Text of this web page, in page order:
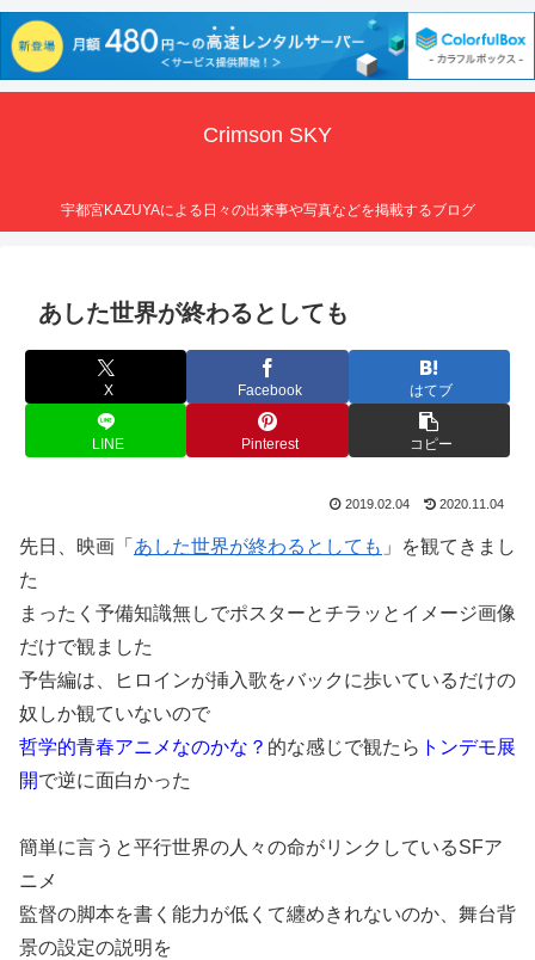
Crimson SKY
宇都宮KAZUYAによる日々の出来事や写真などを掲載するブログ
あした世界が終わるとしても
X Facebook はてブ
LINE Pinterest コピー
2019.02.04 2020.11.04
先日、映画「 あした世界が終わるとしても 」を観てきまし
た
まったく予備知識無しでポスターとチラッとイメージ画像
だけで観ました
予告編は、ヒロインが挿入歌をバックに歩いているだけの
奴しか観ていないので
哲学的青春アニメなのかな？ 的な感じで観たら トンデモ展
開で逆に面白かった
簡単に言うと平行世界の人々の命がリンクしているSFア
ニメ
監督の脚本を書く能力が低くて纏めきれないのか、舞台背
景の設定の説明を